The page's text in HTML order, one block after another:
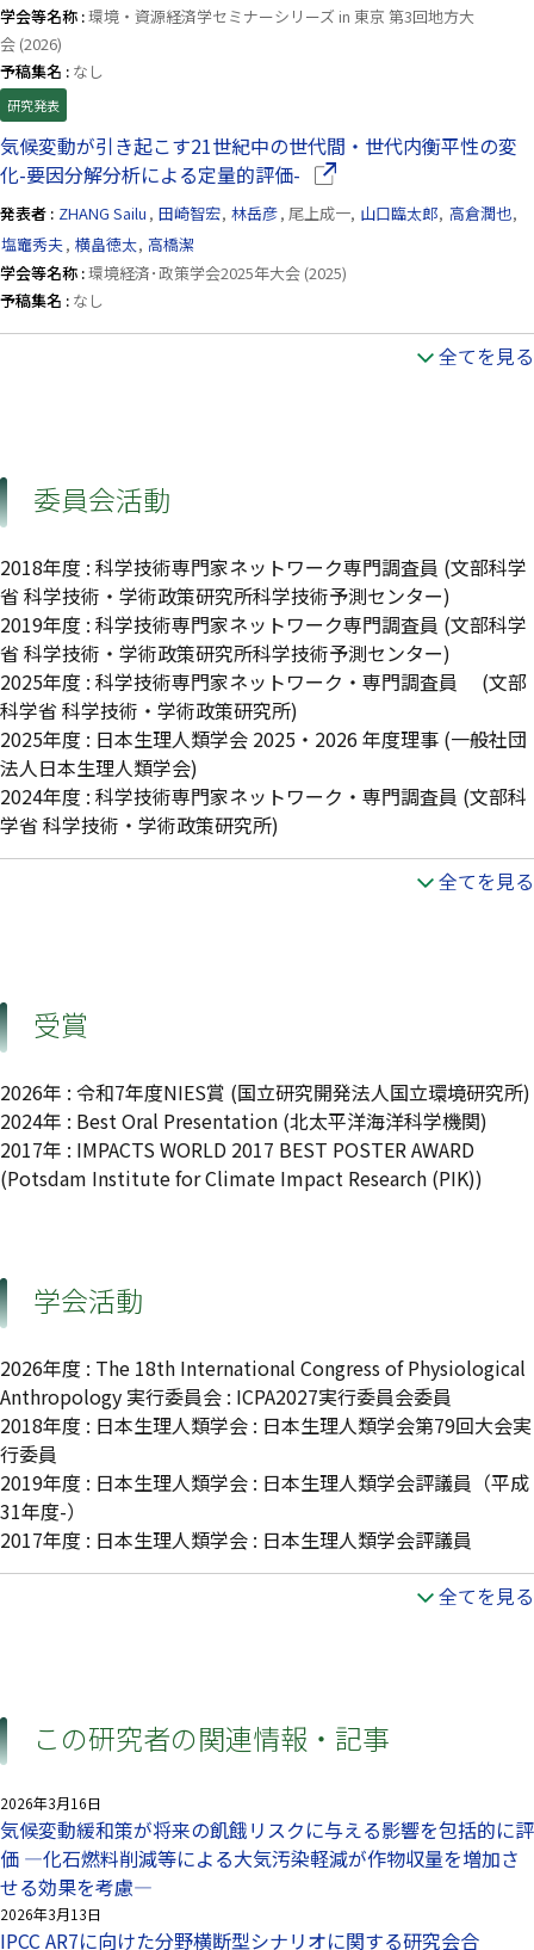
学会等名称 :環境・資源経済学セミナーシリーズ in 東京 第3回地方大
会 (2026)
予稿集名 : なし
研究発表
気候変動が引き起こす21世紀中の世代間・世代内衡平性の変
化-要因分解分析による定量的評価- （別ウインドウで開きま
発表者 : ZHANG Sailu , 田崎智宏, 林岳彦, 尾上成一, 山口臨太郎, 高倉潤也,
塩竈秀夫, 横畠徳太, 高橋潔
学会等名称 :環境経済･政策学会2025年大会 (2025)
予稿集名 : なし
全てを見る
委員会活動
2018年度 : 科学技術専門家ネットワーク専門調査員 (文部科学
省 科学技術・学術政策研究所科学技術予測センター)
2019年度 : 科学技術専門家ネットワーク専門調査員 (文部科学
省 科学技術・学術政策研究所科学技術予測センター)
2025年度 : 科学技術専門家ネットワーク・専門調査員
(文部
科学省 科学技術・学術政策研究所)
2025年度 : 日本生理人類学会 2025・2026 年度理事 (一般社団
法人日本生理人類学会)
2024年度 : 科学技術専⾨家ネットワーク・専⾨調査員 (文部科
学省 科学技術・学術政策研究所)
全てを見る
受賞
2026年 : 令和7年度NIES賞 (国立研究開発法人国立環境研究所)
2024年 : Best Oral Presentation (北太平洋海洋科学機関)
2017年 : IMPACTS WORLD 2017 BEST POSTER AWARD
(Potsdam Institute for Climate Impact Research (PIK))
学会活動
2026年度 : The 18th International Congress of Physiological
Anthropology 実行委員会 : ICPA2027実行委員会委員
2018年度 : 日本生理人類学会 : 日本生理人類学会第79回大会実
行委員
2019年度 : 日本生理人類学会 : 日本生理人類学会評議員（平成
31年度-）
2017年度 : 日本生理人類学会 : 日本生理人類学会評議員
全てを見る
この研究者の関連情報・記事
2026年3月16日
気候変動緩和策が将来の飢餓リスクに与える影響を包括的に評
価 —化石燃料削減等による大気汚染軽減が作物収量を増加さ
せる効果を考慮—
2026年3月13日
IPCC AR7に向けた分野横断型シナリオに関する研究会合